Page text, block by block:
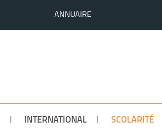
ANNUAIRE
INTERNATIONAL SCOLARITÉ